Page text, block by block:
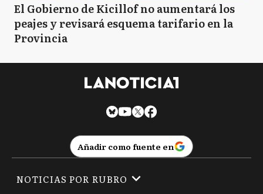
El Gobierno de Kicillof no aumentará los
peajes y revisará esquema tarifario en la
Provincia
Añadir como fuente en
NOTICIAS POR RUBRO